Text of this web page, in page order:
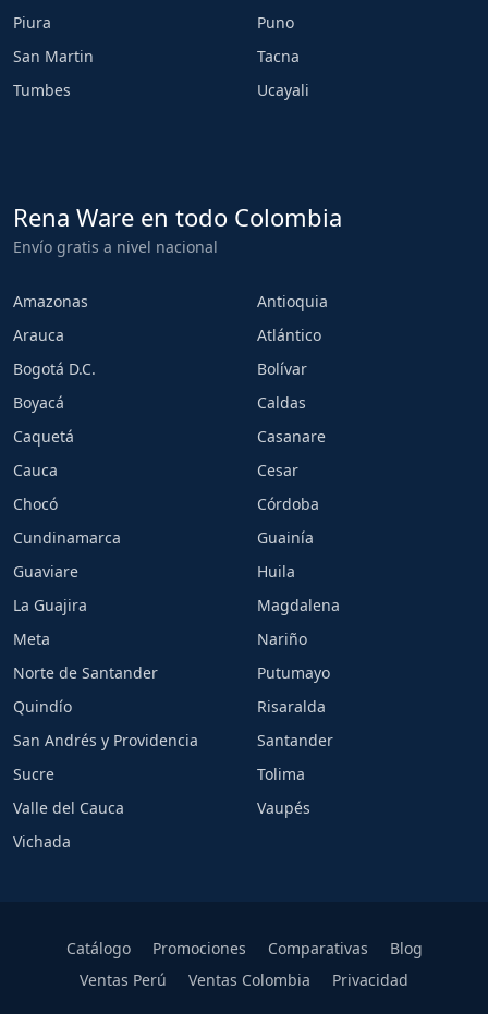
Piura
Puno
San Martin
Tacna
Tumbes
Ucayali
Rena Ware en todo Colombia
Envío gratis a nivel nacional
Amazonas
Antioquia
Arauca
Atlántico
Bogotá D.C.
Bolívar
Boyacá
Caldas
Caquetá
Casanare
Cauca
Cesar
Chocó
Córdoba
Cundinamarca
Guainía
Guaviare
Huila
La Guajira
Magdalena
Meta
Nariño
Norte de Santander
Putumayo
Quindío
Risaralda
San Andrés y Providencia
Santander
Sucre
Tolima
Valle del Cauca
Vaupés
Vichada
Catálogo Promociones Comparativas
Blog
Ventas Perú
Ventas Colombia Privacidad